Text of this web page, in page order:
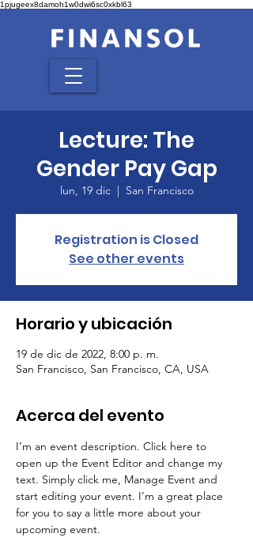
1pjugeex8damoh1w0dwi6sc0xkbl63
Lecture: The
Gender Pay Gap
lun, 19 dic
  |
San Francisco
Registration is Closed
See other events
Horario y ubicación
19 de dic de 2022, 8:00 p. m.
San Francisco, San Francisco, CA, USA
Acerca del evento
I’m an event description. Click here to
open up the Event Editor and change my
text. Simply click me, Manage Event and
start editing your event. I’m a great place
for you to say a little more about your
upcoming event.